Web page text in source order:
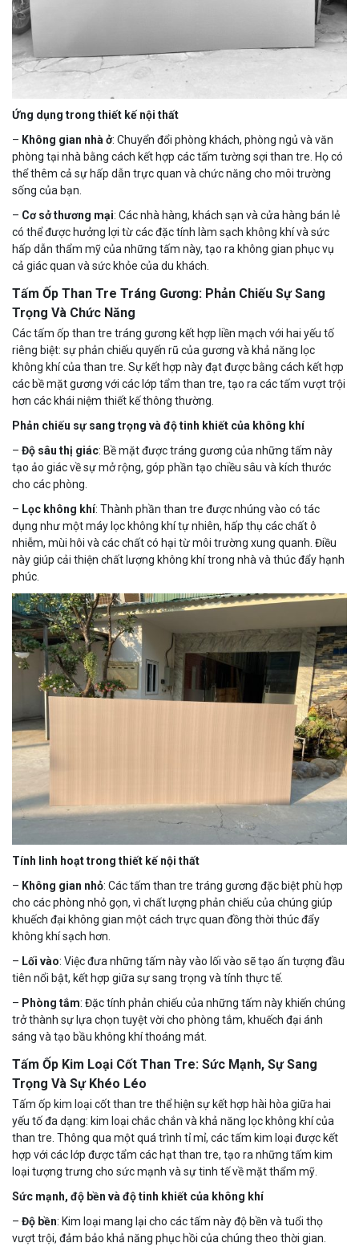
Ứng dụng trong thiết kế nội thất
– Không gian nhà ở: Chuyển đổi phòng khách, phòng ngủ và văn
phòng tại nhà bằng cách kết hợp các tấm tường sợi than tre. Họ có
thể thêm cả sự hấp dẫn trực quan và chức năng cho môi trường
sống của bạn.
– Cơ sở thương mại: Các nhà hàng, khách sạn và cửa hàng bán lẻ
có thể được hưởng lợi từ các đặc tính làm sạch không khí và sức
hấp dẫn thẩm mỹ của những tấm này, tạo ra không gian phục vụ
cả giác quan và sức khỏe của du khách.
Tấm Ốp Than Tre Tráng Gương: Phản Chiếu Sự Sang
Trọng Và Chức Năng
Các tấm ốp than tre tráng gương kết hợp liền mạch với hai yếu tố
riêng biệt: sự phản chiếu quyến rũ của gương và khả năng lọc
không khí của than tre. Sự kết hợp này đạt được bằng cách kết hợp
các bề mặt gương với các lớp tẩm than tre, tạo ra các tấm vượt trội
hơn các khái niệm thiết kế thông thường.
Phản chiếu sự sang trọng và độ tinh khiết của không khí
– Độ sâu thị giác: Bề mặt được tráng gương của những tấm này
tạo ảo giác về sự mở rộng, góp phần tạo chiều sâu và kích thước
cho các phòng.
– Lọc không khí: Thành phần than tre được nhúng vào có tác
dụng như một máy lọc không khí tự nhiên, hấp thụ các chất ô
nhiễm, mùi hôi và các chất có hại từ môi trường xung quanh. Điều
này giúp cải thiện chất lượng không khí trong nhà và thúc đẩy hạnh
phúc.
Tính linh hoạt trong thiết kế nội thất
– Không gian nhỏ: Các tấm than tre tráng gương đặc biệt phù hợp
cho các phòng nhỏ gọn, vì chất lượng phản chiếu của chúng giúp
khuếch đại không gian một cách trực quan đồng thời thúc đẩy
không khí sạch hơn.
– Lối vào: Việc đưa những tấm này vào lối vào sẽ tạo ấn tượng đầu
tiên nổi bật, kết hợp giữa sự sang trọng và tính thực tế.
– Phòng tắm: Đặc tính phản chiếu của những tấm này khiến chúng
trở thành sự lựa chọn tuyệt vời cho phòng tắm, khuếch đại ánh
sáng và tạo bầu không khí thoáng mát.
Tấm Ốp Kim Loại Cốt Than Tre: Sức Mạnh, Sự Sang
Trọng Và Sự Khéo Léo
Tấm ốp kim loại cốt than tre thể hiện sự kết hợp hài hòa giữa hai
yếu tố đa dạng: kim loại chắc chắn và khả năng lọc không khí của
than tre. Thông qua một quá trình tỉ mỉ, các tấm kim loại được kết
hợp với các lớp được tẩm các hạt than tre, tạo ra những tấm kim
loại tượng trưng cho sức mạnh và sự tinh tế về mặt thẩm mỹ.
Sức mạnh, độ bền và độ tinh khiết của không khí
– Độ bền: Kim loại mang lại cho các tấm này độ bền và tuổi thọ
vượt trội, đảm bảo khả năng phục hồi của chúng theo thời gian.